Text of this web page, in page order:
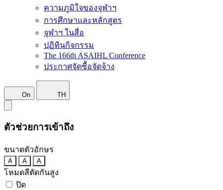
ความภูมิใจของจุฬาฯ
การศึกษาและหลักสูตร
จุฬาฯ ในสื่อ
ปฏิทินกิจกรรม
The 166th ASAIHL Conference
ประกาศจัดซื้อจัดจ้าง
On TH
ตัวช่วยการเข้าถึง
ขนาดตัวอักษร
A A A
โหมดสีตัดกันสูง
ปิด